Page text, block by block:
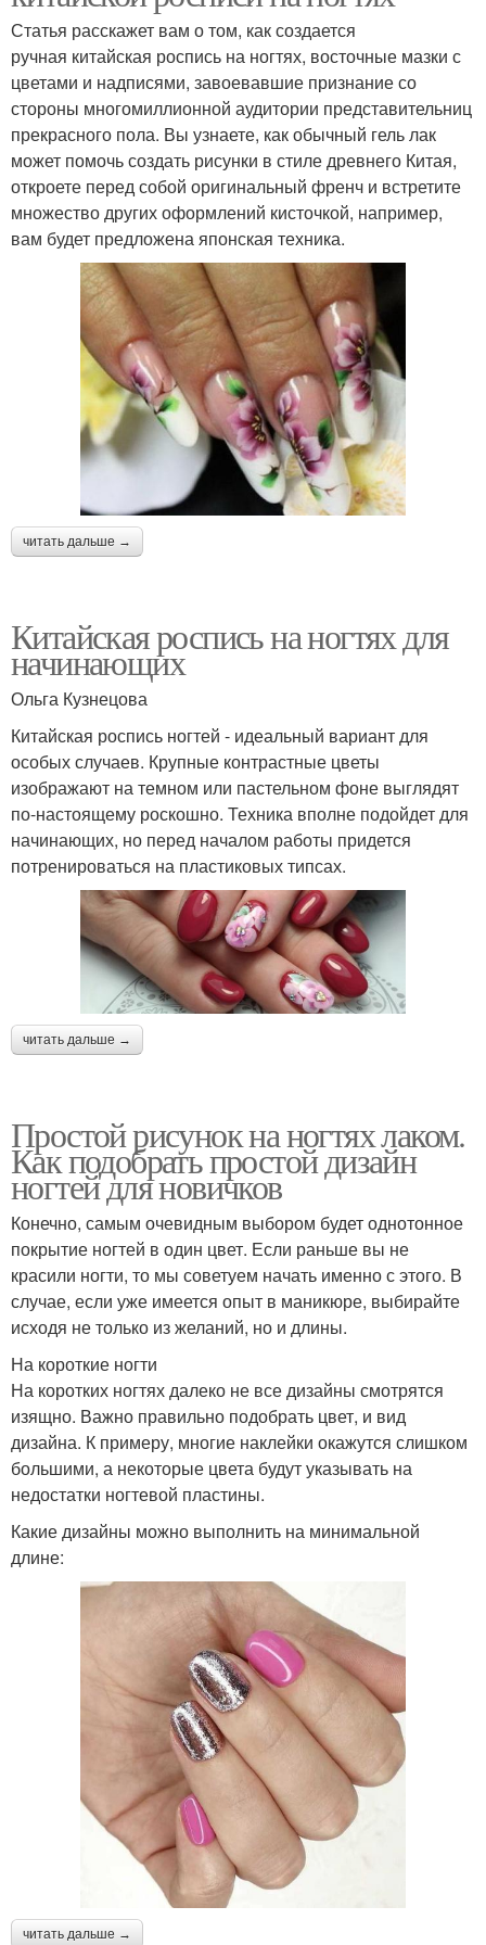
мероприятий
Праздничные ногти
Росписи по мокрому
гель-лаку
Художественная
роспись
Статья расскажет вам о том, как создается
ручная китайская роспись на ногтях, восточные мазки с
цветами и надписями, завоевавшие признание со
стороны многомиллионной аудитории представительниц
прекрасного пола. Вы узнаете, как обычный гель лак
может помочь создать рисунки в стиле древнего Китая,
откроете перед собой оригинальный френч и встретите
множество других оформлений кисточкой, например,
вам будет предложена японская техника.
читать дальше →
Китайская роспись на ногтях для
начинающих
Ольга Кузнецова
Китайская роспись ногтей - идеальный вариант для
особых случаев. Крупные контрастные цветы
изображают на темном или пастельном фоне выглядят
по-настоящему роскошно. Техника вполне подойдет для
начинающих, но перед началом работы придется
потренироваться на пластиковых типсах.
читать дальше →
Простой рисунок на ногтях лаком.
Как подобрать простой дизайн
ногтей для новичков
Конечно, самым очевидным выбором будет однотонное
покрытие ногтей в один цвет. Если раньше вы не
красили ногти, то мы советуем начать именно с этого. В
случае, если уже имеется опыт в маникюре, выбирайте
исходя не только из желаний, но и длины.
На короткие ногти
На коротких ногтях далеко не все дизайны смотрятся
изящно. Важно правильно подобрать цвет, и вид
дизайна. К примеру, многие наклейки окажутся слишком
большими, а некоторые цвета будут указывать на
недостатки ногтевой пластины.
Какие дизайны можно выполнить на минимальной
длине:
читать дальше →